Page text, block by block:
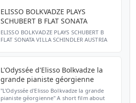
ELISSO BOLKVADZE PLAYS
SCHUBERT B FLAT SONATA
ELISSO BOLKVADZE PLAYS SCHUBERT B
FLAT SONATA VILLA SCHINDLER AUSTRIA
L'Odyssée d'Elisso Bolkvadze la
grande pianiste géorgienne
"L'Odyssée d'Elisso Bolkvadze la grande
pianiste géorgienne" A short film about